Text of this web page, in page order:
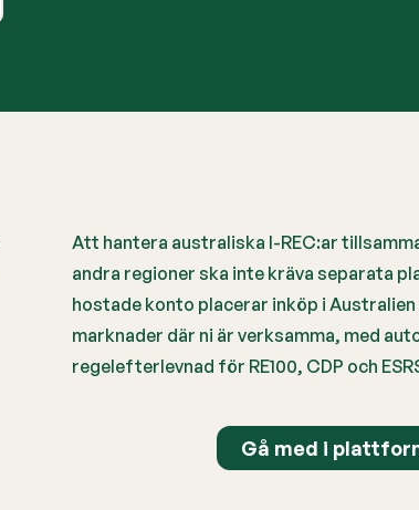
Att hantera australiska I-REC:ar
andra regioner ska inte kräva separata
hostade konto placerar inköp i Australien
marknader där ni är verksamma, med
regelefterlevnad för RE100, CDP och
Gå med i